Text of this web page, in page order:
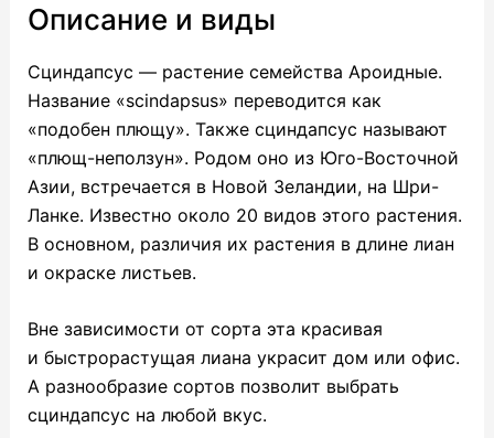
Описание и виды
Сциндапсус — растение семейства Ароидные.
Название «scindapsus» переводится как
«подобен плющу». Также сциндапсус называют
«плющ-неползун». Родом оно из Юго-Восточной
Азии, встречается в Новой Зеландии, на Шри-
Ланке. Известно около 20 видов этого растения.
В основном, различия их растения в длине лиан
и окраске листьев.
Вне зависимости от сорта эта красивая
и быстрорастущая лиана украсит дом или офис.
А разнообразие сортов позволит выбрать
сциндапсус на любой вкус.